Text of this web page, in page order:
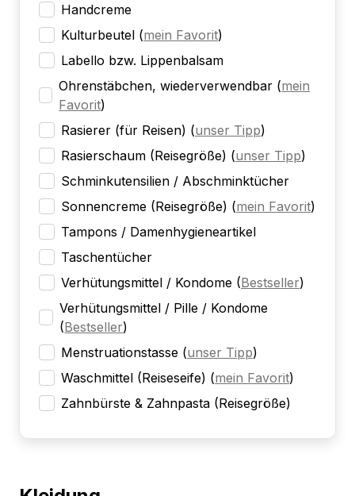
Handcreme
Kulturbeutel (mein Favorit)
Labello bzw. Lippenbalsam
Ohrenstäbchen, wiederverwendbar (mein
Favorit)
Rasierer (für Reisen) (unser Tipp)
Rasierschaum (Reisegröße) (unser Tipp)
Schminkutensilien / Abschminktücher
Sonnencreme (Reisegröße) (mein Favorit)
Tampons / Damenhygieneartikel
Taschentücher
Verhütungsmittel / Kondome (Bestseller)
Verhütungsmittel / Pille / Kondome
(Bestseller)
Menstruationstasse (unser Tipp)
Waschmittel (Reiseseife) (mein Favorit)
Zahnbürste & Zahnpasta (Reisegröße)